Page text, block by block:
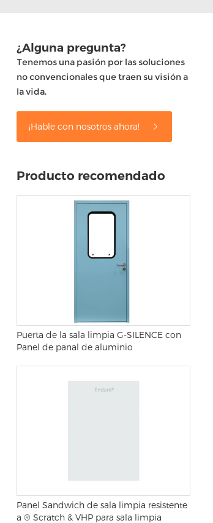
¿Alguna pregunta?
Tenemos una pasión por las soluciones
no convencionales que traen su visión a
la vida.
¡Hable con nosotros ahora!
Producto recomendado
Puerta de la sala limpia G-SILENCE con
Panel de panal de aluminio
Panel Sandwich de sala limpia resistente
a ® Scratch & VHP para sala limpia